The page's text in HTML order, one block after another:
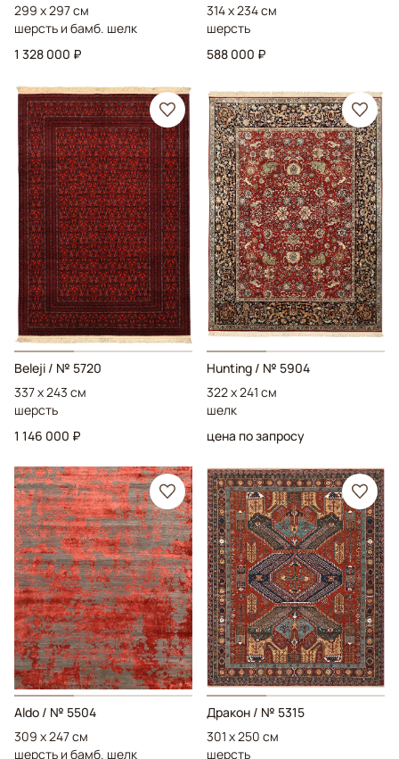
299 x 297 см
шерсть и бамб. шелк
1 328 000 ₽
314 x 234 см
шерсть
588 000 ₽
Beleji / № 5720
337 x 243 см
шерсть
1 146 000 ₽
Hunting / № 5904
322 x 241 см
шелк
цена по запросу
Aldo / № 5504
309 x 247 см
шерсть и бамб. шелк
Дракон / № 5315
301 x 250 см
шерсть